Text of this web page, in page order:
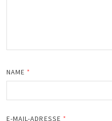
NAME *
E-MAIL-ADRESSE *